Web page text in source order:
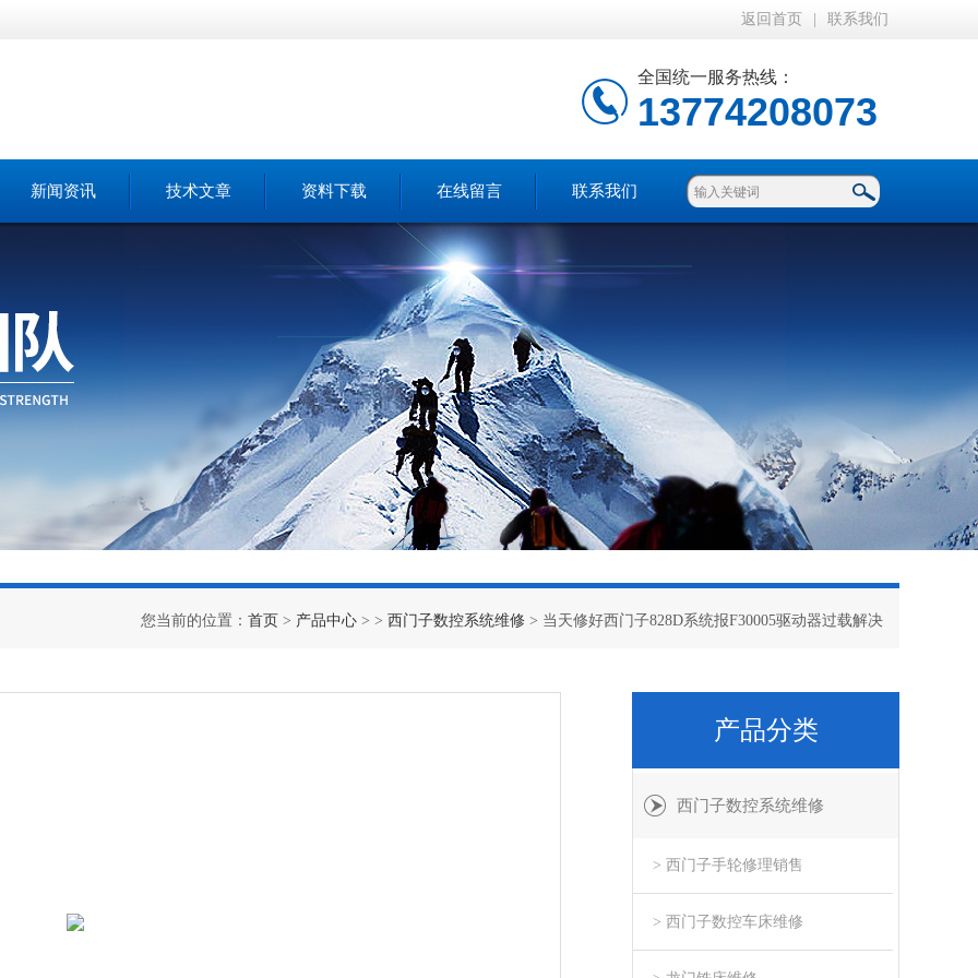
返回首页 联系我们
全国统一服务热线：
13774208073
新闻资讯 技术文章 资料下载 在线留言 联系我们
您当前的位置： 首页 > 产品中心 > > 西门子数控系统维修 > 当天修好西门子828D系统报F30005驱动器过载解决
产品分类
西门子数控系统维修
> 西门子手轮修理销售
> 西门子数控车床维修